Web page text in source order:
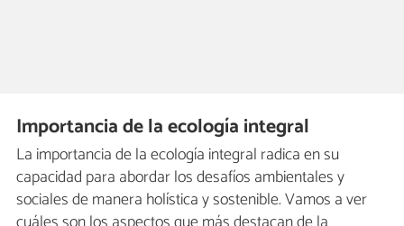
Importancia de la ecología integral
La importancia de la ecología integral radica en su
capacidad para abordar los desafíos ambientales y
sociales de manera holística y sostenible. Vamos a ver